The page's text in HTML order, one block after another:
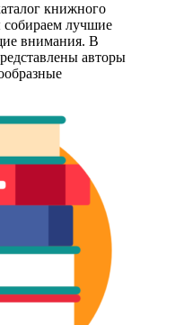
книжного
собираем лучшие
внимания. В
авторы